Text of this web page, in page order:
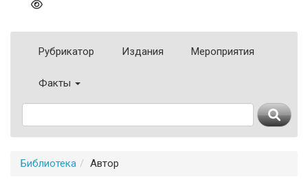
Рубрикатор Издания Мероприятия
Факты
Библиотека Автор